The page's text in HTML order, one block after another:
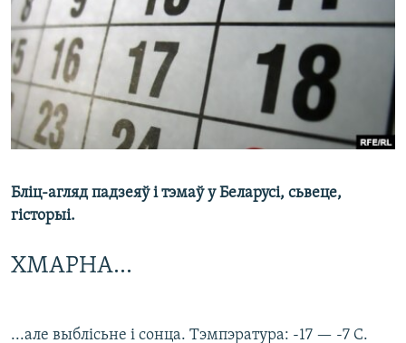
КУЛЬТУРА
КАЛЯНДАР
МОВА
НА ХВАЛЯХ СВАБОДЫ
Бліц-агляд падзеяў і тэмаў у Беларусі, сьвеце,
гісторыі.
ХМАРНА...
...але выблісьне і сонца. Тэмпэратура: -17 — -7 С.